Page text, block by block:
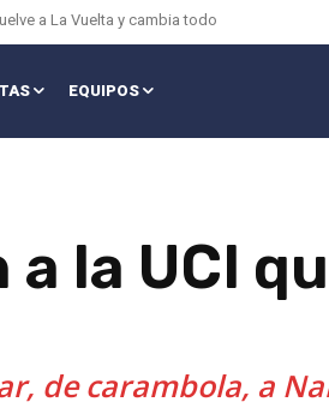
a La Vuelta y cambia todo
EQUIPOS
la UCI
de carambola, a